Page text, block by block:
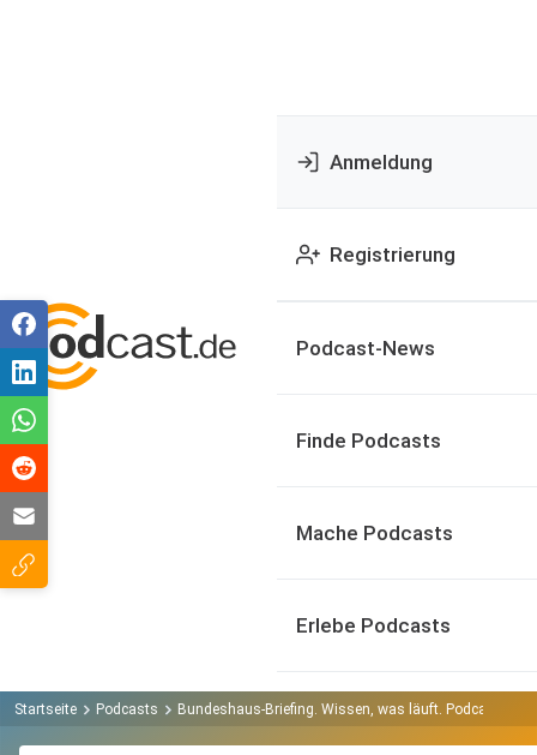
Anmeldung
Registrierung
Podcast-News
Finde Podcasts
Mache Podcasts
Erlebe Podcasts
Startseite Podcasts Bundeshaus-Briefing. Wissen, was läuft. Podcast